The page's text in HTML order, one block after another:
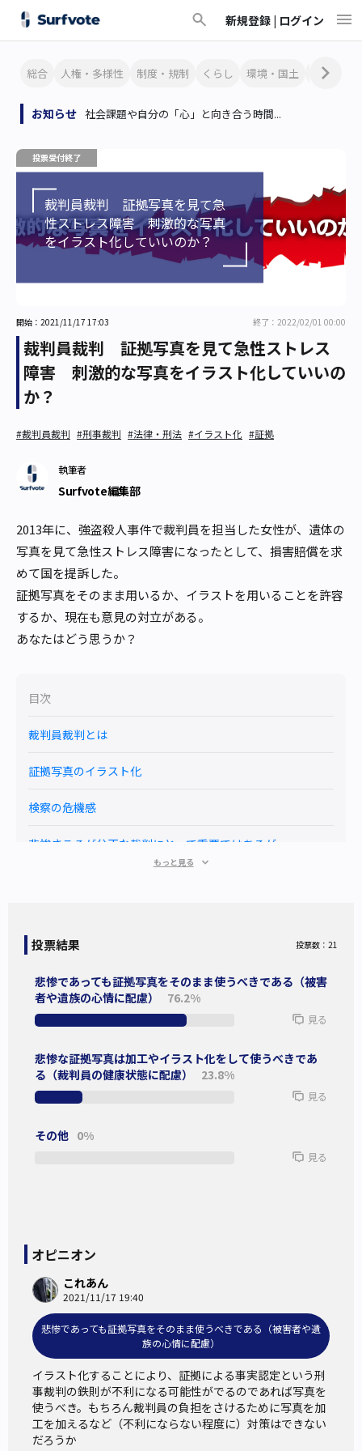
新規登録 | ログイン
総合 人権・多様性 制度・規制 くらし 環境・国土 文化・芸
お知らせ 社会課題や自分の「心」と向き合う時間...
裁判員裁判 証拠写真を見て急
性ストレス障害 刺激的な写真
をイラスト化していいのか？
投票受付終了
開始：2021/11/17 17:03 終了：2022/02/01 00:00
裁判員裁判 証拠写真を見て急性ストレス
障害 刺激的な写真をイラスト化していいの
か？
#裁判員裁判 #刑事裁判 #法律・刑法 #イラスト化 #証拠
執筆者
Surfvote編集部
2013年に、強盗殺人事件で裁判員を担当した女性が、遺体の
写真を見て急性ストレス障害になったとして、損害賠償を求
めて国を提訴した。
証拠写真をそのまま用いるか、イラストを用いることを許容
するか、現在も意見の対立がある。
あなたはどう思うか？
目次
裁判員裁判とは
証拠写真のイラスト化
検察の危機感
悲惨さこそが公正な裁判にとって重要ではあるが・・・
裁判員制度とは、刑事裁判に市民の視点を取り入れるため
である。
裁判員制度の対象となるのは、殺人罪、強盗致死傷罪、傷害
致死罪、現住建造物等放火罪、身代金目的誘拐罪などの重大
な犯罪の疑いで起訴された事件である。
裁判員制度が導入されて12年が経過した。
転機となったのは、2013年に裁判員経験者が起こしたある裁
判である。
強盗殺人事件で裁判員を担当した女性が、遺体の写真を見て
急性ストレス障害になったとして、損害賠償を求めて国を提
訴した。
判決は、裁判員制度そのものは合憲とする一方で、「裁判員
を務めたこととストレス障害発症には因果関係がある」との
もっと見る
投票結果 投票数：21
悲惨であっても証拠写真をそのまま使うべきである（被害
者や遺族の心情に配慮）
76.2%
見る
悲惨な証拠写真は加工やイラスト化をして使うべきであ
る（裁判員の健康状態に配慮）
23.8%
見る
その他 0%
見る
オピニオン
これあん
2021/11/17 19:40
悲惨であっても証拠写真をそのまま使うべきである（被害者や遺
族の心情に配慮）
イラスト化することにより、証拠による事実認定という刑
事裁判の鉄則が不利になる可能性がでるのであれば写真を
使うべき。もちろん裁判員の負担をさけるために写真を加
工を加えるなど（不利にならない程度に）対策はできない
だろうか